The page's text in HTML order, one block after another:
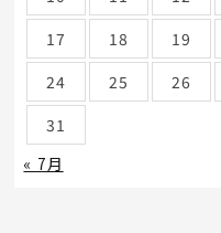
17
18 19
24
25 26
31
« 7月